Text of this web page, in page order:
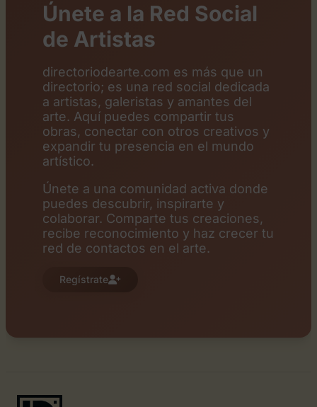
Únete a la Red Social
de Artistas
directoriodearte.com es más que un
directorio; es una red social dedicada
a artistas, galeristas y amantes del
arte. Aquí puedes compartir tus
obras, conectar con otros creativos y
expandir tu presencia en el mundo
artístico.
Únete a una comunidad activa donde
puedes descubrir, inspirarte y
colaborar. Comparte tus creaciones,
recibe reconocimiento y haz crecer tu
red de contactos en el arte.
Regístrate